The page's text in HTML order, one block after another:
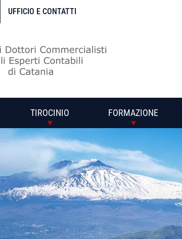
UFFICIO E CONTATTI
TIROCINIO FORMAZIONE